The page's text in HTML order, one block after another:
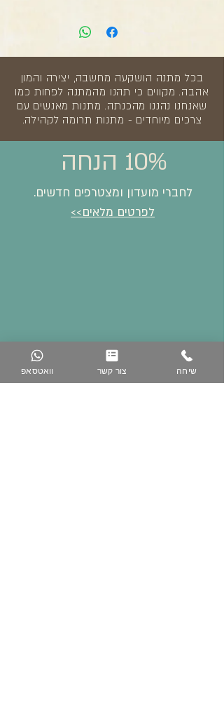
בכל מתנה הושקעה מחשבה, יצירה והמון
אהבה. מקווים כי תהנו מהמתנה לפחות כמו
שאנחנו נהננו מהכנתה. מתנות מאנשים עם
צרכים מיוחדים - מתנות תרומה לקהילה.
10% הנחה
לחברי מועדון ומצטרפים חדשים.
לפרטים מלאים>>
וואטסאפ צור קשר שיחה